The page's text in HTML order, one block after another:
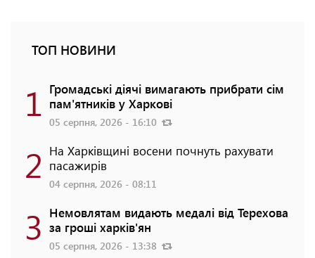
ТОП НОВИНИ
1 Громадські діячі вимагають прибрати сім
пам'ятників у Харкові
05 серпня, 2026 - 16:10
2 На Харківщині восени почнуть рахувати
пасажирів
04 серпня, 2026 - 08:11
3 Немовлятам видають медалі від Терехова
за гроші харків'ян
05 серпня, 2026 - 13:38